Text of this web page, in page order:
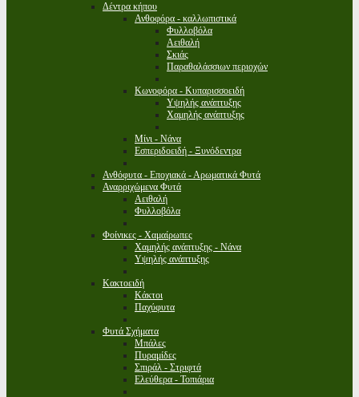
Δέντρα κήπου
Ανθοφόρα - καλλωπιστικά
Φυλλοβόλα
Αειθαλή
Σκιάς
Παραθαλάσσιων περιοχών
Κωνοφόρα - Κυπαρισσοειδή
Υψηλής ανάπτυξης
Χαμηλής ανάπτυξης
Μίνι - Νάνα
Εσπεριδοειδή - Ξυνόδεντρα
Ανθόφυτα - Εποχιακά - Αρωματικά Φυτά
Αναρριχώμενα Φυτά
Αειθαλή
Φυλλοβόλα
Φοίνικες - Χαμαίρωπες
Χαμηλής ανάπτυξης - Νάνα
Υψηλής ανάπτυξης
Κακτοειδή
Κάκτοι
Παχύφυτα
Φυτά Σχήματα
Μπάλες
Πυραμίδες
Σπιράλ - Στριφτά
Ελεύθερα - Τοπιάρια